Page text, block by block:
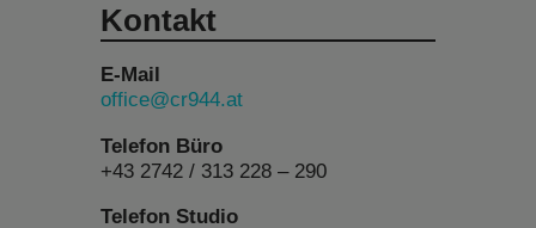
Kontakt
E-Mail
office@cr944.at
Telefon Büro
+43 2742 / 313 228 – 290
Telefon Studio